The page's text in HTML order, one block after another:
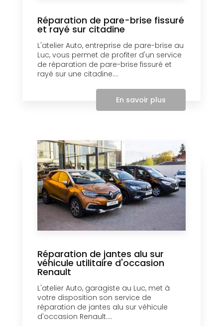
Réparation de pare-brise fissuré
et rayé sur citadine
L'atelier Auto, entreprise de pare-brise au
Luc, vous permet de profiter d'un service
de réparation de pare-brise fissuré et
rayé sur une citadine....
En savoir plus
Réparation de jantes alu sur
véhicule utilitaire d'occasion
Renault
L'atelier Auto, garagiste au Luc, met à
votre disposition son service de
réparation de jantes alu sur véhicule
d'occasion Renault....